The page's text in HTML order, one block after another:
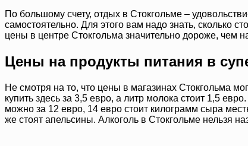
По большому счету, отдых в Стокгольме –
самостоятельно. Для этого вам надо знать, сколько
цены в центре Стокгольма значительно дороже, чем
Цены на продукты питания в
Не смотря на то, что цены в магазинах Стокгольма
купить здесь за 3,5 евро, а литр молока стоит 1,5
можно за 12 евро, 14 евро стоит килограмм сыра
же стоят апельсины. Алкоголь в Стокгольме нельзя